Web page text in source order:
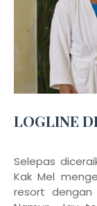
LOGLINE
Selepas
Kak Mel
resort dengan